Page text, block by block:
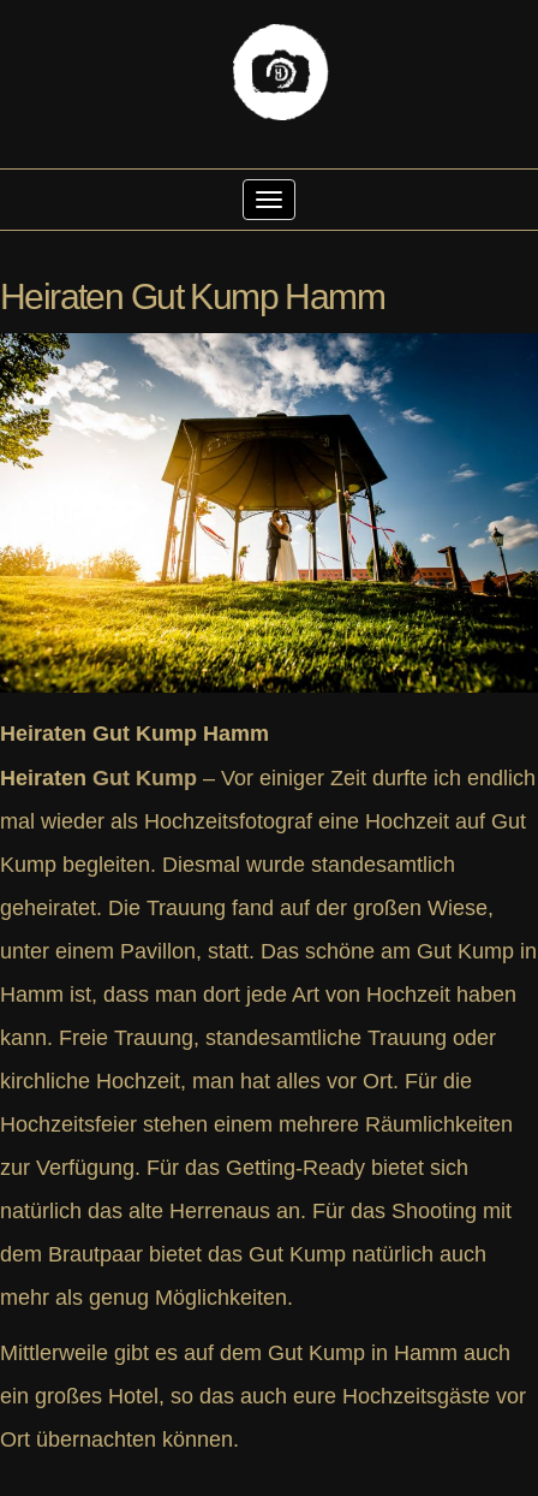
content
Toggle Navigation
Heiraten Gut Kump Hamm
Heiraten Gut Kump Hamm
Heiraten Gut Kump – Vor einiger Zeit durfte ich endlich
mal wieder als Hochzeitsfotograf eine Hochzeit auf Gut
Kump begleiten. Diesmal wurde standesamtlich
geheiratet. Die Trauung fand auf der großen Wiese,
unter einem Pavillon, statt. Das schöne am Gut Kump in
Hamm ist, dass man dort jede Art von Hochzeit haben
kann. Freie Trauung, standesamtliche Trauung oder
kirchliche Hochzeit, man hat alles vor Ort. Für die
Hochzeitsfeier stehen einem mehrere Räumlichkeiten
zur Verfügung. Für das Getting-Ready bietet sich
natürlich das alte Herrenaus an. Für das Shooting mit
dem Brautpaar bietet das Gut Kump natürlich auch
mehr als genug Möglichkeiten.
Mittlerweile gibt es auf dem Gut Kump in Hamm auch
ein großes Hotel, so das auch eure Hochzeitsgäste vor
Ort übernachten können.